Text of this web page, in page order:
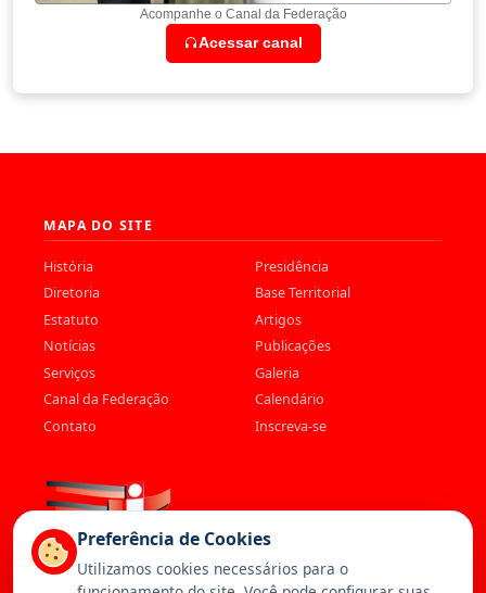
Acompanhe o Canal da Federação
Acessar canal
MAPA DO SITE
História
Presidência
Diretoria
Base Territorial
Estatuto
Artigos
Notícias
Publicações
Serviços
Galeria
Canal da Federação
Calendário
Contato
Inscreva-se
Preferência de Cookies
Utilizamos cookies necessários para o